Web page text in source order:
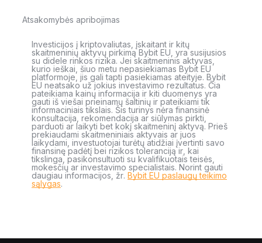
Atsakomybės apribojimas
Investicijos į kriptovaliutas, įskaitant ir kitų
skaitmeninių aktyvų pirkimą Bybit EU, yra susijusios
su didele rinkos rizika. Jei skaitmeninis aktyvas,
kurio ieškai, šiuo metu nepasiekiamas Bybit EU
platformoje, jis gali tapti pasiekiamas ateityje. Bybit
EU neatsako už jokius investavimo rezultatus. Čia
pateikiama kainų informacija ir kiti duomenys yra
gauti iš viešai prieinamų šaltinių ir pateikiami tik
informaciniais tikslais. Šis turinys nėra finansinė
konsultacija, rekomendacija ar siūlymas pirkti,
parduoti ar laikyti bet kokį skaitmeninį aktyvą. Prieš
prekiaudami skaitmeniniais aktyvais ar juos
laikydami, investuotojai turėtų atidžiai įvertinti savo
finansinę padėtį bei rizikos toleranciją ir, kai
tikslinga, pasikonsultuoti su kvalifikuotais teisės,
mokesčių ar investavimo specialistais. Norint gauti
daugiau informacijos, žr. Bybit EU paslaugų teikimo
sąlygas.